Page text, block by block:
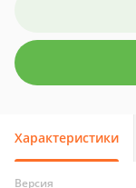
Характеристики
Версия